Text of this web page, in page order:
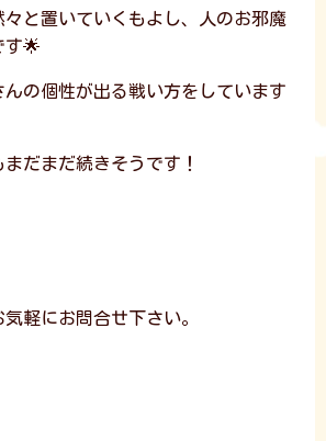
々と置いていくもよし、人のお邪魔
す🌟
の個性が出る戦い方をしています
だまだ続きそうです！
軽にお問合せ下さい。